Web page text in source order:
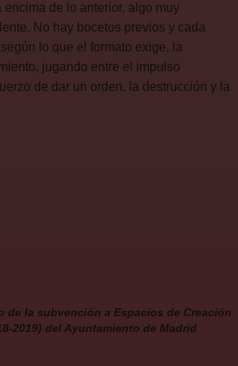
encima de lo anterior, algo muy
No hay bocetos previos y cada
lo que el formato exige, la
jugando entre el impulso
de dar un orden, la destrucción y la
de la subvención a Espacios de Creación
2019) del Ayuntamiento de Madrid